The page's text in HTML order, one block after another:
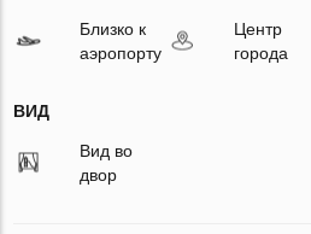
Близко к
аэропорту
Центр
города
ВИД
Вид во
двор